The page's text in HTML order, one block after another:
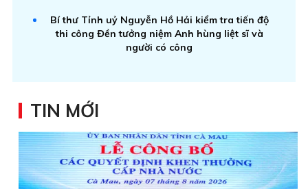
Bí thư Tỉnh uỷ Nguyễn Hồ Hải kiểm tra tiến độ
thi công Đền tưởng niệm Anh hùng liệt sĩ và
người có công
TIN MỚI